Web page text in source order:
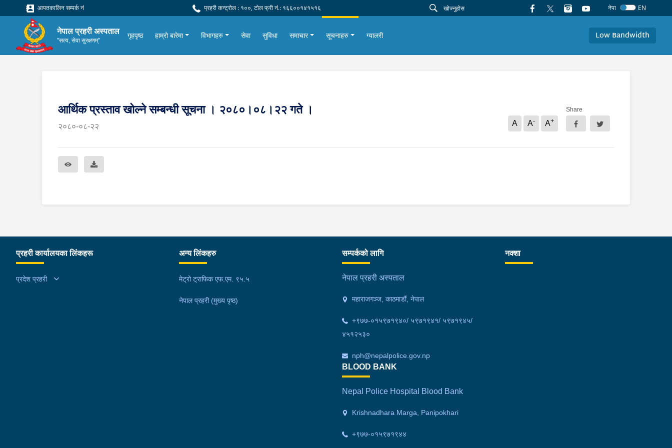
आपतकालिन सम्पर्क नं प्रहरी कन्ट्रोल : १००, टोल फ्री नं.: १६६००१४१५१६ नेपा EN
नेपाल प्रहरी अस्पताल
"सत्य, सेवा सुरक्षणम्"
गृहपृष्ठ हाम्रो बारेमा विभागहरु सेवा सुविधा समाचार सूचनाहरु ग्यालरी Low Bandwidth
आर्थिक प्रस्ताव खोल्ने सम्बन्धी सूचना । २०८०।०८।२२ गते ।
२०८०-०८-२२ A A- A+
Share
प्रहरी कार्यालयका लिंकहरू
प्रदेश प्रहरी
अन्य लिंकहरु
मेट्रो ट्राफिक एफ.एम. ९५.५
नेपाल प्रहरी (मुख्य पृष्ठ)
सम्पर्कको लागि
नेपाल प्रहरी अस्पताल
महाराजगञ्ज, काठमाडौं, नेपाल
+९७७-०१५९७१९४०/ ५९७१९४१/ ५९७१९४५/
४५१२५३०
nph@nepalpolice.gov.np
BLOOD BANK
Nepal Police Hospital Blood Bank
Krishnadhara Marga, Panipokhari
+‌९७७-०१५९७१९४४
नक्शा